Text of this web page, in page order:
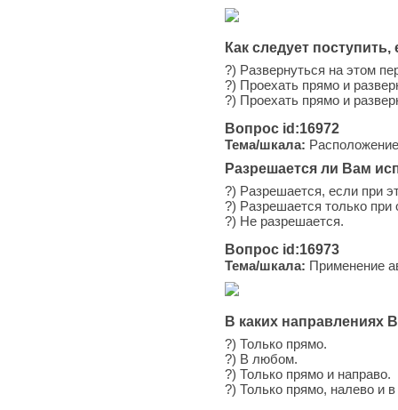
Как следует
?) Развернуться на этом
?) Проехать прямо и
?) Проехать прямо и
Вопрос id:16972
Тема/шкала:
Разрешается ли Вам
?) Разрешается, если при
?) Разрешается только при
?) Не разрешается.
Вопрос id:16973
Тема/шкала: Применение
В каких направлениях
?) Только прямо.
?) В любом.
?) Только прямо и направо.
?) Только прямо, налево и